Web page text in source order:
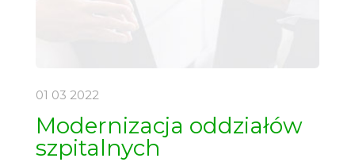
01 03 2022
Modernizacja oddziałów
szpitalnych